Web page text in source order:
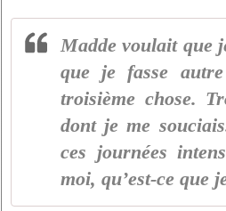
Madde voulait que
que je fasse
troisième chose.
dont je me
ces journées
moi, qu’est-ce que